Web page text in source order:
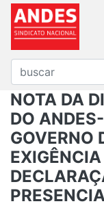
NOTA DA
DO
GOVERNO